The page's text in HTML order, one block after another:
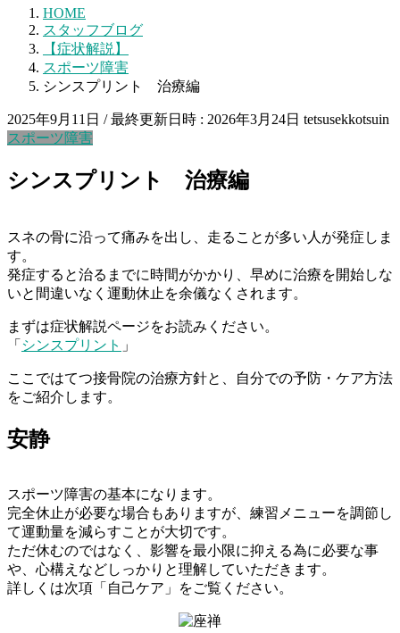
HOME
スタッフブログ
【症状解説】
スポーツ障害
シンスプリント 治療編
2025年9月11日 / 最終更新日時 : 2026年3月24日 tetsusekkotsuin
スポーツ障害
シンスプリント 治療編
スネの骨に沿って痛みを出し、走ることが多い人が発症しま
す。
発症すると治るまでに時間がかかり、早めに治療を開始しな
いと間違いなく運動休止を余儀なくされます。
まずは症状解説ページをお読みください。
「 シンスプリント 」
ここではてつ接骨院の治療方針と、自分での予防・ケア方法
をご紹介します。
安静
スポーツ障害の基本になります。
完全休止が必要な場合もありますが、練習メニューを調節し
て運動量を減らすことが大切です。
ただ休むのではなく、影響を最小限に抑える為に必要な事
や、心構えなどしっかりと理解していただきます。
詳しくは次項「自己ケア」をご覧ください。